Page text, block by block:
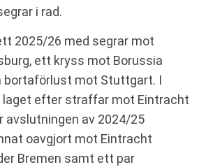
i rad.
2025/26 med segrar mot
ett kryss mot Borussia
bortaförlust mot Stuttgart. I
laget efter straffar mot Eintracht
avslutningen av 2024/25
oavgjort mot Eintracht
Bremen samt ett par